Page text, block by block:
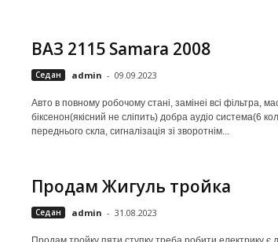
ВАЗ 2115 Samara 2008
Седан admin - 09.09.2023
Авто в повному робочому стані, замінеі всі фільтра,
біксенон(якісний не сліпить) добра аудіо система(6
переднього скла, сигналізація зі зворотнім...
Продам Жигуль тройка
Седан admin - 31.08.2023